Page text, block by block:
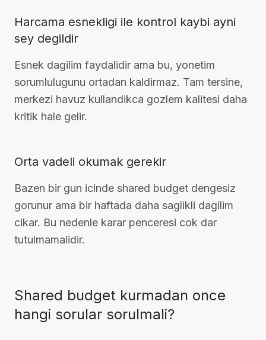
Harcama esnekligi ile kontrol kaybi ayni
sey degildir
Esnek dagilim faydalidir ama bu, yonetim
sorumlulugunu ortadan kaldirmaz. Tam tersine,
merkezi havuz kullandikca gozlem kalitesi daha
kritik hale gelir.
Orta vadeli okumak gerekir
Bazen bir gun icinde shared budget dengesiz
gorunur ama bir haftada daha saglikli dagilim
cikar. Bu nedenle karar penceresi cok dar
tutulmamalidir.
Shared budget kurmadan once
hangi sorular sorulmali?